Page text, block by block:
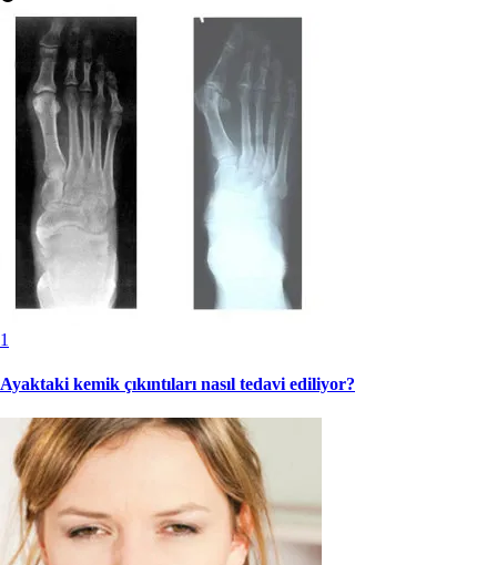
1
Ayaktaki kemik çıkıntıları nasıl tedavi ediliyor?